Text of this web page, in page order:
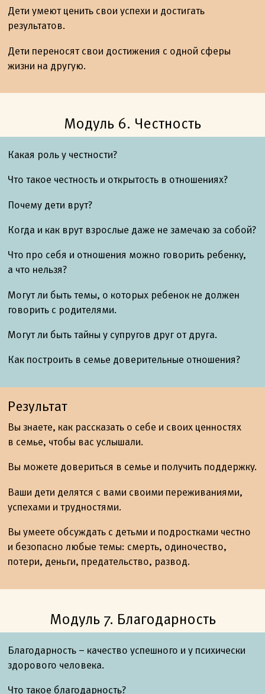
Дети умеют ценить свои успехи и достигать
результатов.
Дети переносят свои достижения с одной сферы
жизни на другую.
Модуль 6. Честность
Какая роль у честности?
Что такое честность и открытость в отношениях?
Почему дети врут?
Когда и как врут взрослые даже не замечаю за собой?
Что про себя и отношения можно говорить ребенку,
а что нельзя?
Могут ли быть темы, о которых ребенок не должен
говорить с родителями.
Могут ли быть тайны у супругов друг от друга.
Как построить в семье доверительные отношения?
Результат
Вы знаете, как рассказать о себе и своих ценностях
в семье, чтобы вас услышали.
Вы можете довериться в семье и получить поддержку.
Ваши дети делятся с вами своими переживаниями,
успехами и трудностями.
Вы умеете обсуждать с детьми и подростками честно
и безопасно любые темы: смерть, одиночество,
потери, деньги, предательство, развод.
Модуль 7. Благодарность
Благодарность – качество успешного и у психически
здорового человека.
Что такое благодарность?